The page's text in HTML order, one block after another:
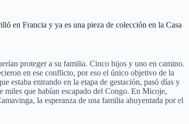
en Francia y ya es una pieza de colección en la Casa
proteger a su familia. Cinco hijos y uno en camino.
en ese conflicto, por eso el único objetivo de la
estaba entrando en la etapa de gestación, pasó días y
miles que habían escapado del Congo. En Micoje,
la esperanza de una familia ahuyentada por el